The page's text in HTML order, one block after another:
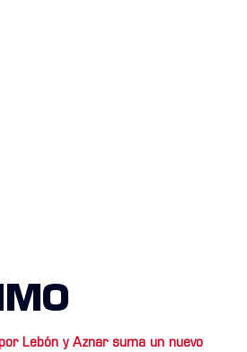
Lebón y Aznar suma un nuevo